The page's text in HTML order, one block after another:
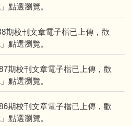
點選瀏覽。
期校刊文章電子檔已上傳，歡
點選瀏覽。
期校刊文章電子檔已上傳，歡
點選瀏覽。
期校刊文章電子檔已上傳，歡
點選瀏覽。